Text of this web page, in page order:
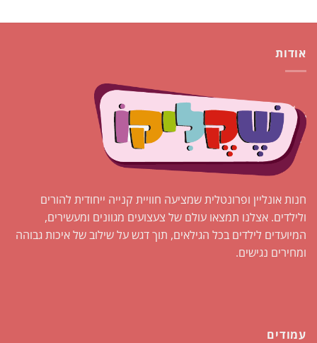
אודות
חנות אונליין ופרונטלית שמציעה חוויית קנייה ייחודית להורים
ולילדים. אצלנו תמצאו עולם של צעצועים מגוונים ומעשירים,
המיועדים לילדים בכל הגילאים, תוך דגש על שילוב של איכות גבוהה
ומחירים נגישים.
עמודים